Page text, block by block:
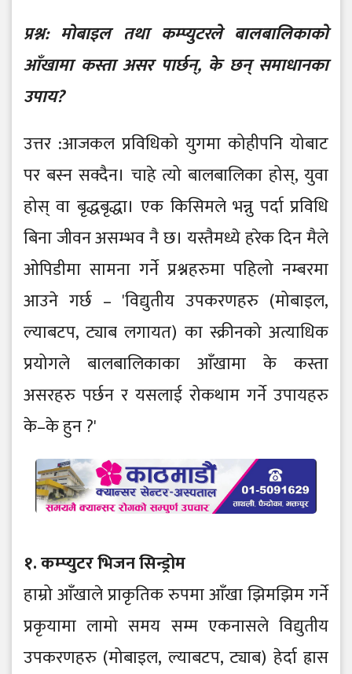
प्रश्न: मोबाइल तथा कम्प्युटरले बालबालिकाको
आँखामा कस्ता असर पार्छन्, के छन् समाधानका
उपाय?
उत्तर :आजकल प्रविधिको युगमा कोहीपनि योबाट
पर बस्न सक्दैन। चाहे त्यो बालबालिका होस्, युवा
होस् वा बृद्धबृद्धा। एक किसिमले भन्नु पर्दा प्रविधि
बिना जीवन असम्भव नै छ। यस्तैमध्ये हरेक दिन मैले
ओपिडीमा सामना गर्ने प्रश्नहरुमा पहिलो नम्बरमा
आउने गर्छ – 'विद्युतीय उपकरणहरु (मोबाइल,
ल्याबटप, ट्याब लगायत) का स्क्रीनको अत्याधिक
प्रयोगले बालबालिकाका आँखामा के कस्ता
असरहरु पर्छन र यसलाई रोकथाम गर्ने उपायहरु
के–के हुन ?'
१. कम्प्युटर भिजन सिन्ड्रोम
हाम्रो आँखाले प्राकृतिक रुपमा आँखा झिमझिम गर्ने
प्रकृयामा लामो समय सम्म एकनासले विद्युतीय
उपकरणहरु (मोबाइल, ल्याबटप, ट्याब) हेर्दा ह्रास